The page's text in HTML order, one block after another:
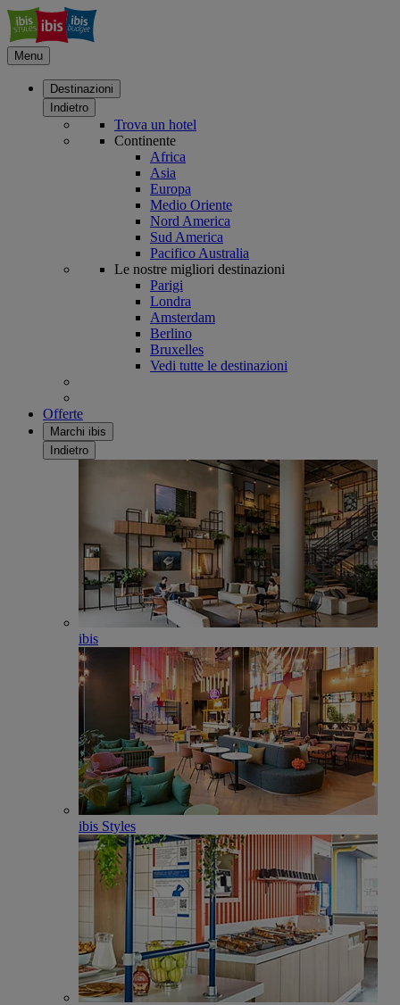
Menu
Destinazioni
Indietro
Trova un hotel
Continente
Africa
Asia
Europa
Medio Oriente
Nord America
Sud America
Pacifico Australia
Le nostre migliori destinazioni
Parigi
Londra
Amsterdam
Berlino
Bruxelles
Vedi tutte le destinazioni
Offerte
Marchi ibis
Indietro
ibis
ibis Styles